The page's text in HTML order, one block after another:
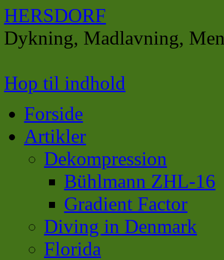
HERSDORF
Dykning, Madlavning,
Hop til indhold
Forside
Artikler
Dekompression
Bühlmann ZHL-16
Gradient Factor
Diving in Denmark
Florida